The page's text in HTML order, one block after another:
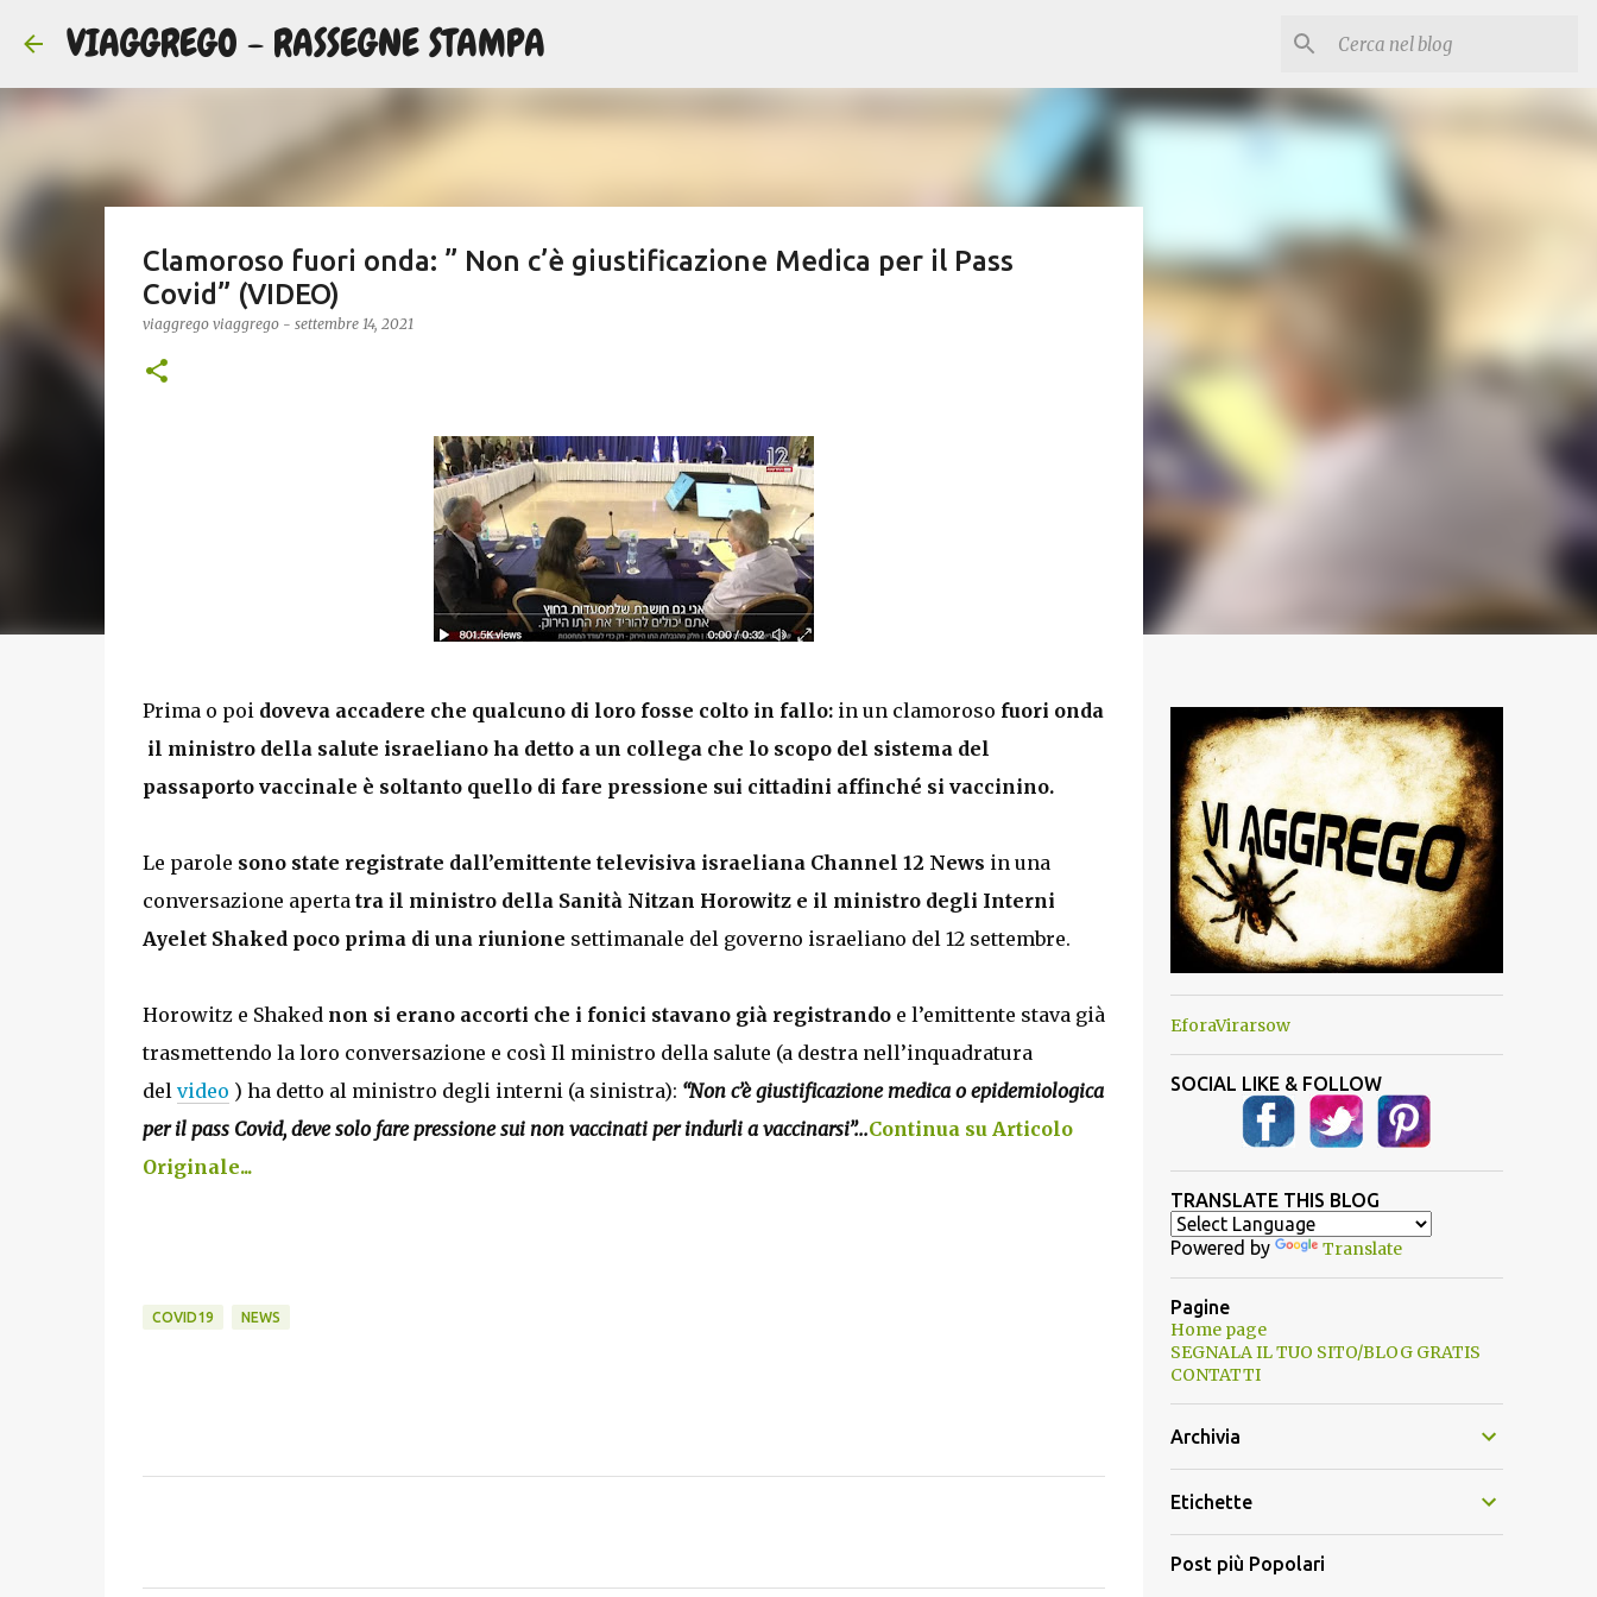
VIAGGREGO - RASSEGNE STAMPA
Clamoroso fuori onda: ” Non c’è giustificazione Medica per il Pass
Covid” (VIDEO)
viaggrego viaggrego - settembre 14, 2021
Prima o poi doveva accadere che qualcuno di loro fosse colto in fallo:in un clamoroso fuori onda
il ministro della salute israeliano ha detto a un collega che lo scopo del sistema del
passaporto vaccinale è soltanto quello di fare pressione sui cittadini affinché si vaccinino.
Le parole sono state registrate dall’emittente televisiva israeliana Channel 12 News in una
conversazione aperta tra il ministro della Sanità Nitzan Horowitz e il ministro degli Interni
Ayelet Shaked poco prima di una riunione settimanale del governo israeliano del 12 settembre.
Horowitz e Shaked non si erano accorti che i fonici stavano già registrandoe l’emittente stava già
trasmettendo la loro conversazione e così Il ministro della salute (a destra nell’inquadratura
del video ) ha detto al ministro degli interni (a sinistra): “Non c’è giustificazione medica o epidemiologica
per il pass Covid, deve solo fare pressione sui non vaccinati per indurli a vaccinarsi”...Continua su Articolo
Originale...
COVID19 NEWS
EforaVirarsow
SOCIAL LIKE & FOLLOW
TRANSLATE THIS BLOG
Powered by Translate
Pagine
Home page
SEGNALA IL TUO SITO/BLOG GRATIS
CONTATTI
Archivia
Etichette
Post più Popolari